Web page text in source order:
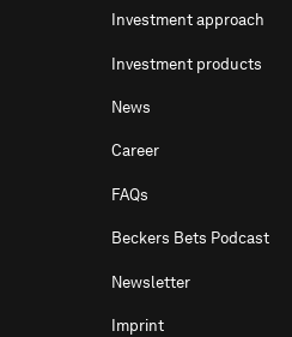
Investment approach
Investment products
News
Career
FAQs
Beckers Bets Podcast
Newsletter
Imprint